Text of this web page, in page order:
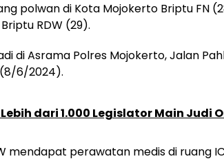
polwan di Kota Mojokerto Briptu FN
RDW (29).
di Asrama Polres Mojokerto, Jalan
6/2024).
dari 1.000 Legislator Main Judi
mendapat perawatan medis di ruang